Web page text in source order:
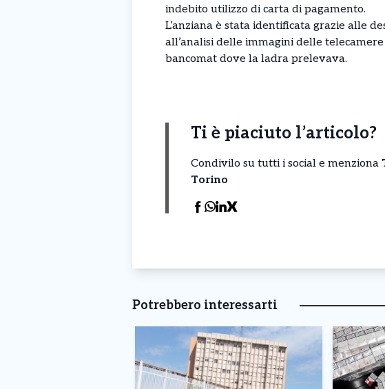
indebito utilizzo di carta di pagamento.
L’anziana è stata identificata grazie alle
all’analisi delle immagini delle
bancomat dove la ladra prelevava.
Ti è piaciuto l’articolo?
Condivilo su tutti i social e menziona
Torino
Potrebbero interessarti